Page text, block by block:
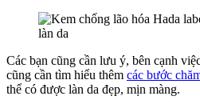
Các bạn cũng cần lưu ý, bên cạnh
cũng cần tìm hiểu thêm các bước
thể có được làn da đẹp, mịn màng.